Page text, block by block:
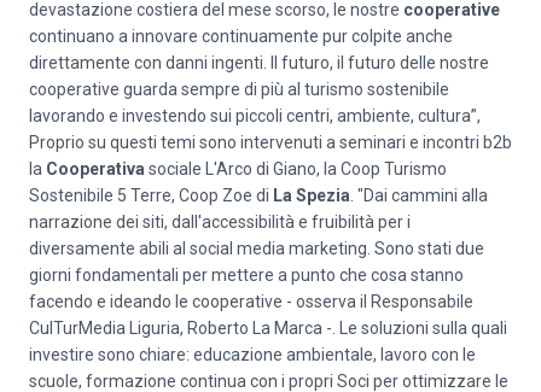
devastazione costiera del mese scorso, le nostre cooperative
continuano a innovare continuamente pur colpite anche
direttamente con danni ingenti. Il futuro, il futuro delle nostre
cooperative guarda sempre di più al turismo sostenibile
lavorando e investendo sui piccoli centri, ambiente, cultura”,
Proprio su questi temi sono intervenuti a seminari e incontri b2b
la Cooperativa sociale L'Arco di Giano, la Coop Turismo
Sostenibile 5 Terre, Coop Zoe di La Spezia . "Dai cammini alla
narrazione dei siti, dall'accessibilità e fruibilità per i
diversamente abili al social media marketing. Sono stati due
giorni fondamentali per mettere a punto che cosa stanno
facendo e ideando le cooperative - osserva il Responsabile
CulTurMedia Liguria, Roberto La Marca -. Le soluzioni sulla quali
investire sono chiare: educazione ambientale, lavoro con le
scuole, formazione continua con i propri Soci per ottimizzare le